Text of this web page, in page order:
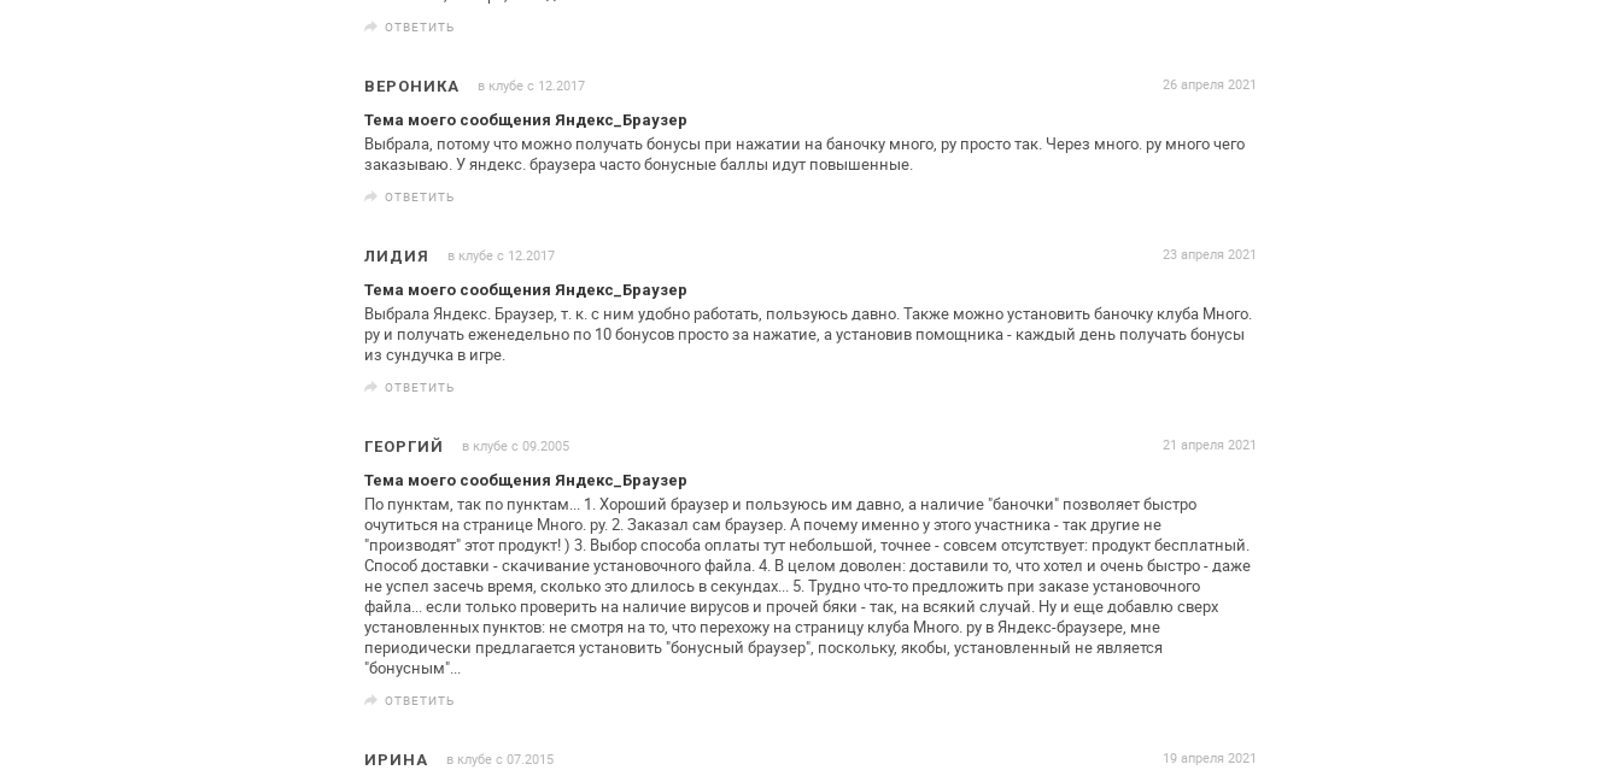
ОТВЕТИТЬ
ВЕРОНИКА в клубе с 12.2017
26 апреля 2021
Тема моего сообщения Яндекс_Браузер
Выбрала, потому что можно получать бонусы при нажатии набаночку много, ру просто так. Через много. ру много чего
заказываю. У яндекс. браузера часто бонусные баллы идут повышенные.
ОТВЕТИТЬ
ЛИДИЯ в клубе с 12.2017
23 апреля 2021
Тема моего сообщения Яндекс_Браузер
Выбрала Яндекс. Браузер, т. к. с ним удобно работать, пользуюсь давно. Также можно установить баночку клуба Много.
ру и получать еженедельно по 10 бонусов просто за нажатие, аустановив помощника - каждый день получать бонусы
из сундучка в игре.
ОТВЕТИТЬ
ГЕОРГИЙ в клубе с 09.2005
21 апреля 2021
Тема моего сообщения Яндекс_Браузер
По пунктам, так по пунктам... 1. Хороший браузер и пользуюсь им давно, а наличие "баночки" позволяет быстро
очутиться на странице Много. ру.2. Заказал сам браузер. А почему именно у этого участника -так другие не
"производят" этот продукт! ) 3. Выбор способа оплаты тут небольшой, точнее - совсем отсутствует: продукт бесплатный.
Способ доставки -скачивание установочного файла.4. В целом доволен: доставили то, что хотел и очень быстро -даже
не успел засечь время, сколько это длилось всекундах... 5. Трудно что-то предложить при заказе установочного
файла... если только проверить на наличие вирусов и прочей бяки - так, на всякий случай. Ну и еще добавлю сверх
установленных пунктов: не смотря нато, что перехожу на страницу клуба Много. ру вЯндекс-браузере, мне
периодически предлагается установить"бонусный браузер", поскольку, якобы, установленный неявляется
"бонусным"...
ОТВЕТИТЬ
ИРИНА в клубе с 07.2015 19 апреля 2021